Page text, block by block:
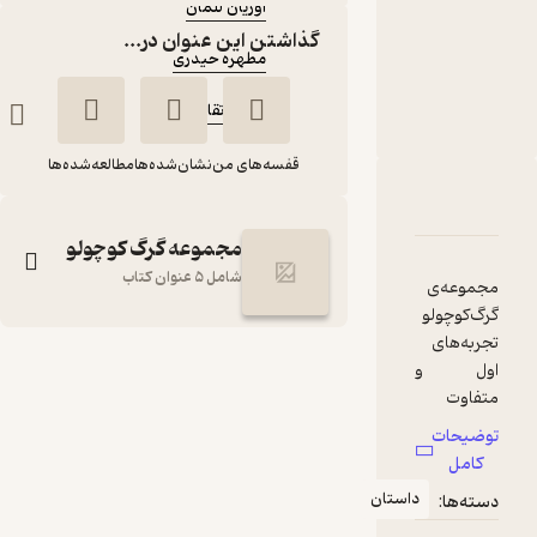
اوریان للمان
مترجم:
مطهره حیدری
نشر پرتقال
مجموعه‌ی
گرگ‌کوچولو
تجربه‌های
اول و
متفاوت
بچه‌ها را در
قالب
داستان و به
زبان ساده به
توضیحات
کامل
دسته‌ها:
داستان
گذاشتن این عنوان در...
قفسه‌های من نشان‌شده‌هامطالعه‌شده‌ها
مجموعه گرگ کوچولو
شامل 5 عنوان کتاب